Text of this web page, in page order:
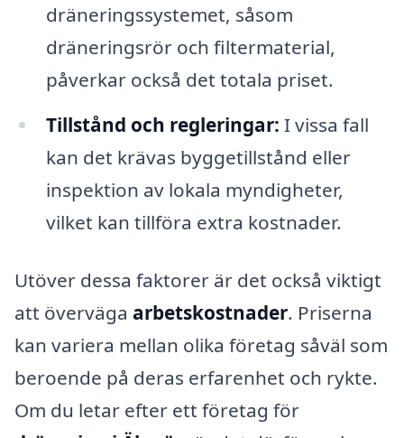
dräneringssystemet, såsom
dräneringsrör och filtermaterial,
påverkar också det totala priset.
Tillstånd och regleringar: I vissa fall
kan det krävas byggetillstånd eller
inspektion av lokala myndigheter,
vilket kan tillföra extra kostnader.
Utöver dessa faktorer är det också viktigt
att överväga arbetskostnader. Priserna
kan variera mellan olika företag såväl som
beroende på deras erfarenhet och rykte.
Om du letar efter ett företag för